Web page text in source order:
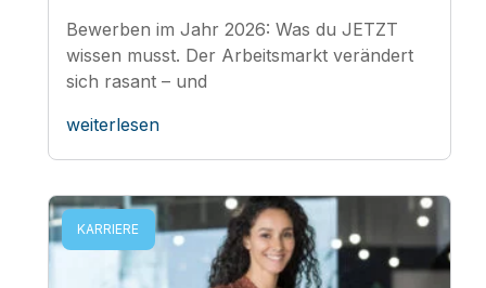
Bewerben im Jahr 2026: Was du JETZT
wissen musst. Der Arbeitsmarkt verändert
sich rasant – und
weiterlesen
KARRIERE